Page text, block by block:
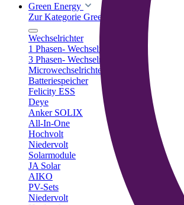
Green Energy
Zur Kategorie Green Energy
Wechselrichter
1 Phasen- Wechselrichter
3 Phasen- Wechselrichter
Microwechselrichter
Batteriespeicher
Felicity ESS
Deye
Anker SOLIX
All-In-One
Hochvolt
Niedervolt
Solarmodule
JA Solar
AIKO
PV-Sets
Niedervolt